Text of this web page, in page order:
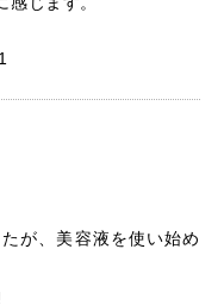
が、美容液を使い始め